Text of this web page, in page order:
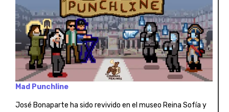
Mad Punchline
José Bonaparte ha sido revivido en el museo Reina Sofía y